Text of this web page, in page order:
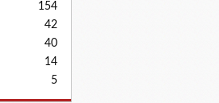
154
42
40
14
5